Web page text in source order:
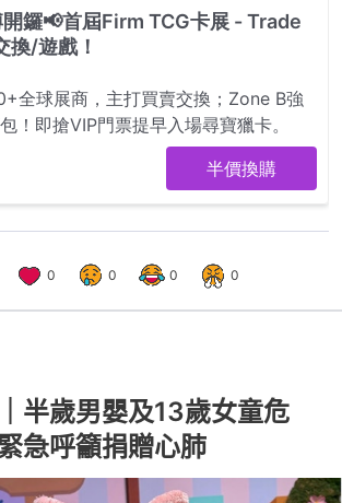
0 0 0 0
半歲男嬰及13歲女童危
急呼籲捐贈心肺